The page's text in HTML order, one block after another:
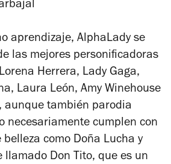
aprendizaje, AlphaLady se
las mejores personificadoras
Herrera, Lady Gaga,
Laura León, Amy Winehouse
aunque también parodia
necesariamente cumplen con
como Doña Lucha y
llamado Don Tito, que es un